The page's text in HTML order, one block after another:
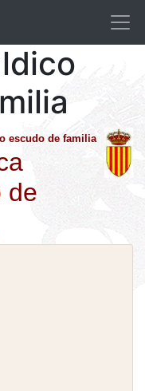
escudo de familia
de